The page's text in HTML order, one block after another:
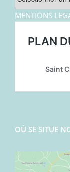
MENTIONS
OÙ SE SITUE